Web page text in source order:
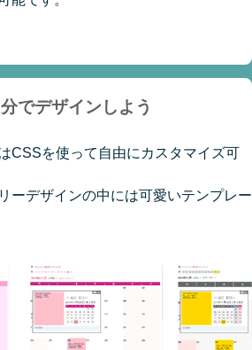
でデザインしよう
CSSを使って自由にカスタマイズ可
ーデザインの中には可愛いテンプレー